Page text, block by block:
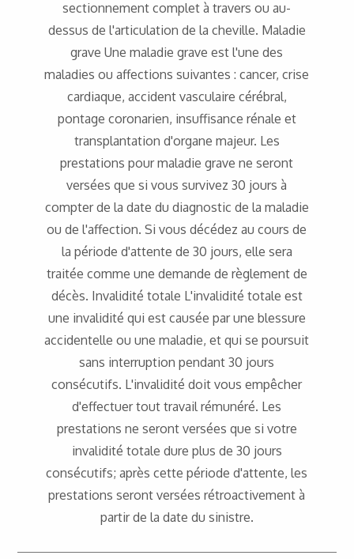
sectionnement complet à travers ou au-
dessus de l'articulation de la cheville. Maladie
grave Une maladie grave est l'une des
maladies ou affections suivantes : cancer, crise
cardiaque, accident vasculaire cérébral,
pontage coronarien, insuffisance rénale et
transplantation d'organe majeur. Les
prestations pour maladie grave ne seront
versées que si vous survivez 30 jours à
compter de la date du diagnostic de la maladie
ou de l'affection. Si vous décédez au cours de
la période d'attente de 30 jours, elle sera
traitée comme une demande de règlement de
décès. Invalidité totale L'invalidité totale est
une invalidité qui est causée par une blessure
accidentelle ou une maladie, et qui se poursuit
sans interruption pendant 30 jours
consécutifs. L'invalidité doit vous empêcher
d'effectuer tout travail rémunéré. Les
prestations ne seront versées que si votre
invalidité totale dure plus de 30 jours
consécutifs; après cette période d'attente, les
prestations seront versées rétroactivement à
partir de la date du sinistre.